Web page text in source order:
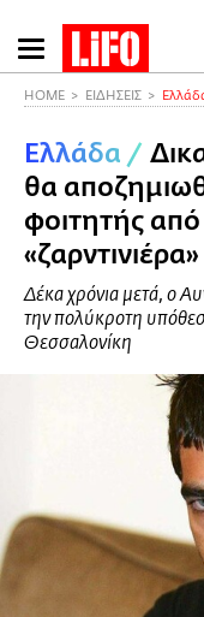
Παράκαμψη
προς
περιεχόμενο
HOME ΕΙΔΗΣΕΙΣ
Ελλάδα /
θα
φοιτητής
«ζαρντινιέρα»
Δέκα χρόνια μετά, ο
την πολύκροτη
Θεσσαλονίκη